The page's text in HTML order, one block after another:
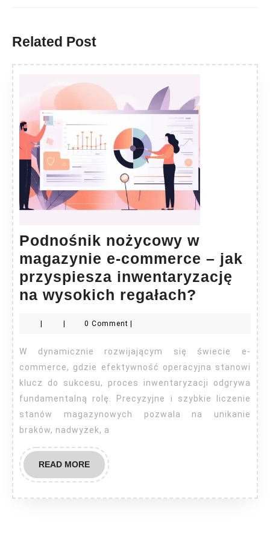
Related Post
Podnośnik nożycowy w
magazynie e-commerce – jak
przyspiesza inwentaryzację
na wysokich regałach?
e-
–
jak
wysokich
0 Comment
W dynamicznie rozwijającym się świecie e-
commerce, gdzie efektywność operacyjna stanowi
klucz do sukcesu, proces inwentaryzacji odgrywa
fundamentalną rolę. Precyzyjne i szybkie liczenie
stanów magazynowych pozwala na unikanie
braków, nadwyżek, a
READ MOREREAD
MORE